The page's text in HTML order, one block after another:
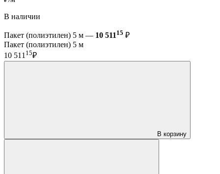
В наличии
Пакет (полиэтилен) 5 м — 10 511 15 ₽
Пакет (полиэтилен) 5 м
10 51115₽
В корзину